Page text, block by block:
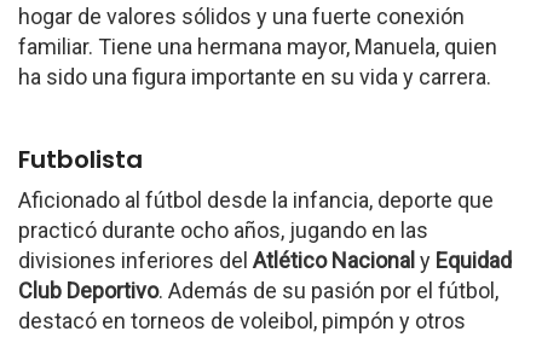
hogar de valores sólidos y una fuerte conexión
familiar. Tiene una hermana mayor, Manuela, quien
ha sido una figura importante en su vida y carrera.
Futbolista
Aficionado al fútbol desde la infancia, deporte que
practicó durante ocho años, jugando en las
divisiones inferiores del Atlético Nacional y Equidad
Club Deportivo. Además de su pasión por el fútbol,
destacó en torneos de voleibol, pimpón y otros